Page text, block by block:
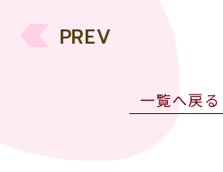
PREV
一覧へ戻る